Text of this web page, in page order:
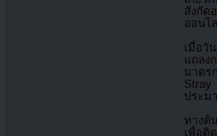
สังกัด
ออนไ
เมื่อวั
แถลง
มาตร
Stray
ประม
ทางต้
เพื่อติ